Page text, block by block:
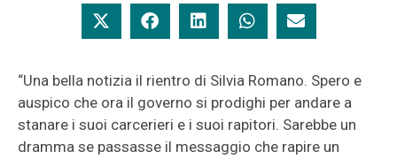
“Una bella notizia il rientro di Silvia Romano. Spero e
auspico che ora il governo si prodighi per andare a
stanare i suoi carcerieri e i suoi rapitori. Sarebbe un
dramma se passasse il messaggio che rapire un